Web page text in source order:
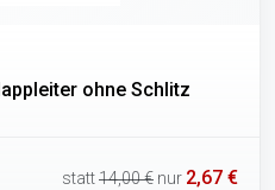
ohne Schlitz
statt14,00 € nur 2,67 €